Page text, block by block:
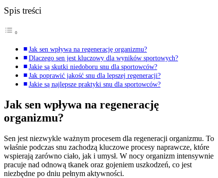
Spis treści
Jak sen wpływa na regenerację organizmu?
Dlaczego sen jest kluczowy dla wyników sportowych?
Jakie są skutki niedoboru snu dla sportowców?
Jak poprawić jakość snu dla lepszej regeneracji?
Jakie są najlepsze praktyki snu dla sportowców?
Jak sen wpływa na regenerację
organizmu?
Sen jest niezwykle ważnym procesem dla regeneracji organizmu. To
właśnie podczas snu zachodzą kluczowe procesy naprawcze, które
wspierają zarówno ciało, jak i umysł. W nocy organizm intensywnie
pracuje nad odnową tkanek oraz gojeniem uszkodzeń, co jest
niezbędne po dniu pełnym aktywności.